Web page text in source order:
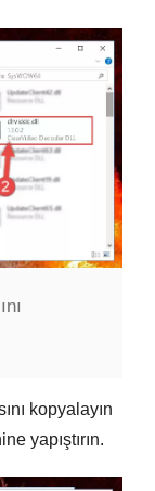
kopyalayın
yapıştırın.